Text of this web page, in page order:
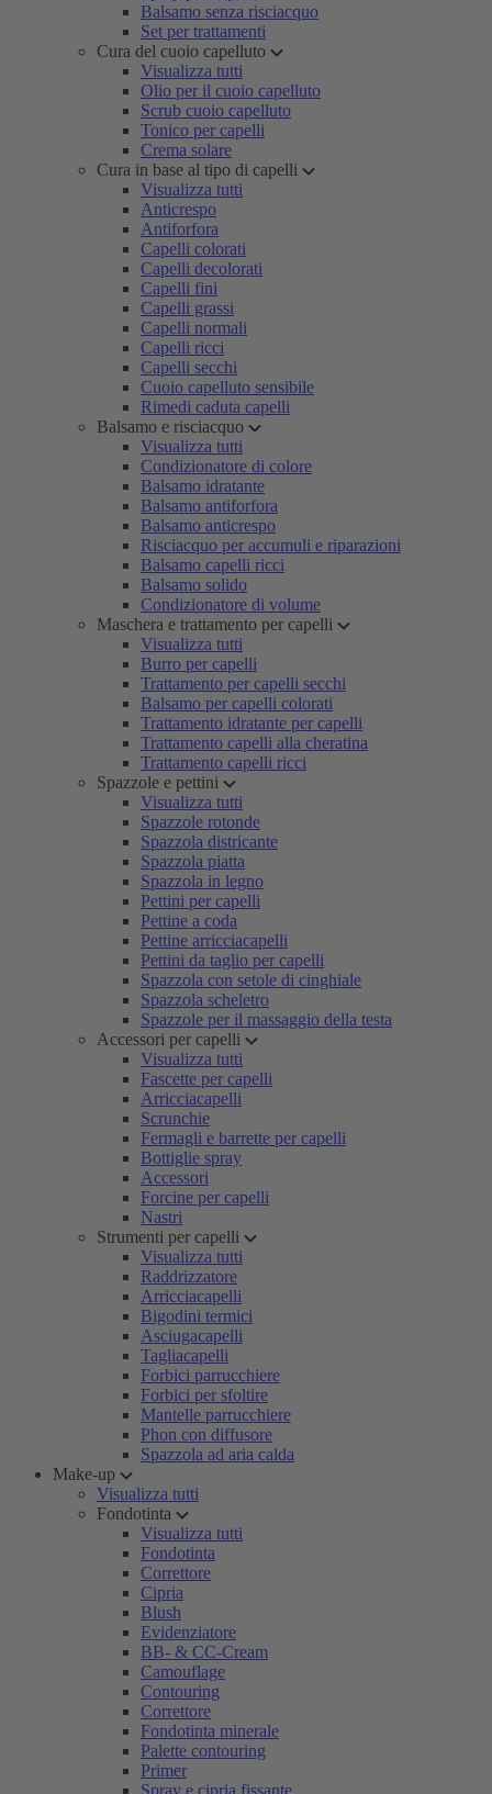
Balsamo senza risciacquo
Set per trattamenti
Cura del cuoio capelluto
Visualizza tutti
Olio per il cuoio capelluto
Scrub cuoio capelluto
Tonico per capelli
Crema solare
Cura in base al tipo di capelli
Visualizza tutti
Anticrespo
Antiforfora
Capelli colorati
Capelli decolorati
Capelli fini
Capelli grassi
Capelli normali
Capelli ricci
Capelli secchi
Cuoio capelluto sensibile
Rimedi caduta capelli
Balsamo e risciacquo
Visualizza tutti
Condizionatore di colore
Balsamo idratante
Balsamo antiforfora
Balsamo anticrespo
Risciacquo per accumuli e riparazioni
Balsamo capelli ricci
Balsamo solido
Condizionatore di volume
Maschera e trattamento per capelli
Visualizza tutti
Burro per capelli
Trattamento per capelli secchi
Balsamo per capelli colorati
Trattamento idratante per capelli
Trattamento capelli alla cheratina
Trattamento capelli ricci
Spazzole e pettini
Visualizza tutti
Spazzole rotonde
Spazzola districante
Spazzola piatta
Spazzola in legno
Pettini per capelli
Pettine a coda
Pettine arricciacapelli
Pettini da taglio per capelli
Spazzola con setole di cinghiale
Spazzola scheletro
Spazzole per il massaggio della testa
Accessori per capelli
Visualizza tutti
Fascette per capelli
Arricciacapelli
Scrunchie
Fermagli e barrette per capelli
Bottiglie spray
Accessori
Forcine per capelli
Nastri
Strumenti per capelli
Visualizza tutti
Raddrizzatore
Arricciacapelli
Bigodini termici
Asciugacapelli
Tagliacapelli
Forbici parrucchiere
Forbici per sfoltire
Mantelle parrucchiere
Phon con diffusore
Spazzola ad aria calda
Make-up
Visualizza tutti
Fondotinta
Visualizza tutti
Fondotinta
Correttore
Cipria
Blush
Evidenziatore
BB- & CC-Cream
Camouflage
Contouring
Correttore
Fondotinta minerale
Palette contouring
Primer
Spray e cipria fissante